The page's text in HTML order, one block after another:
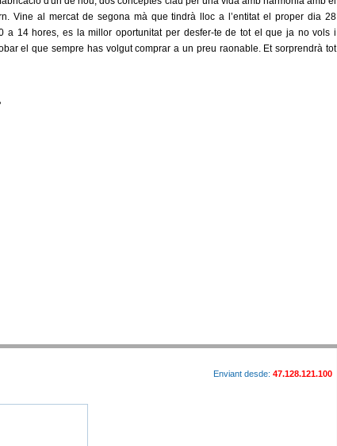
Vine al mercat de segona mà que tindrà lloc a l’entitat el proper dia 28
a 14 hores, es la millor oportunitat per desfer-te de tot el que ja no vols i
el que sempre has volgut comprar a un preu raonable. Et sorprendrà tot
Enviant desde: 47.128.121.100